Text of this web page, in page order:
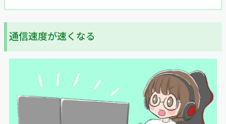
通信速度が速くなる